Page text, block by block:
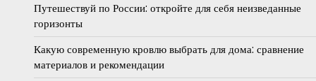
Путешествуй по России: откройте для себя неизведанные
горизонты
Какую современную кровлю выбрать для дома: сравнение
материалов и рекомендации